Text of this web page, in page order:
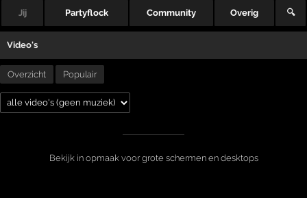
Jij Partyflock Community Overig 🔍
Video's
Overzicht Populair
Bekijk in opmaak voor grote schermen en desktops